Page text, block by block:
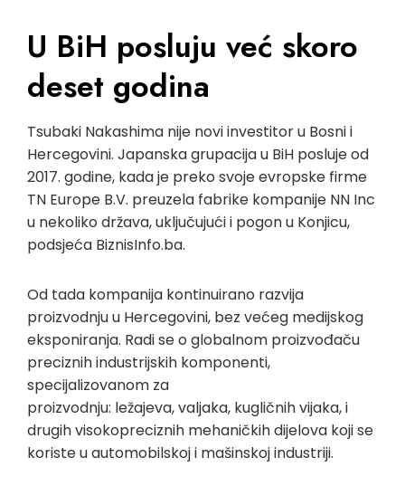
U BiH posluju već skoro
deset godina
Tsubaki Nakashima nije novi investitor u Bosni i
Hercegovini. Japanska grupacija u BiH posluje od
2017. godine, kada je preko svoje evropske firme
TN Europe B.V. preuzela fabrike kompanije NN Inc
u nekoliko država, uključujući i pogon u Konjicu,
podsjeća BiznisInfo.ba.
Od tada kompanija kontinuirano razvija
proizvodnju u Hercegovini, bez većeg medijskog
eksponiranja. Radi se o globalnom proizvođaču
preciznih industrijskih komponenti,
specijalizovanom za
proizvodnju: ležajeva, valjaka, kugličnih vijaka, i
drugih visokopreciznih mehaničkih dijelova koji se
koriste u automobilskoj i mašinskoj industriji.